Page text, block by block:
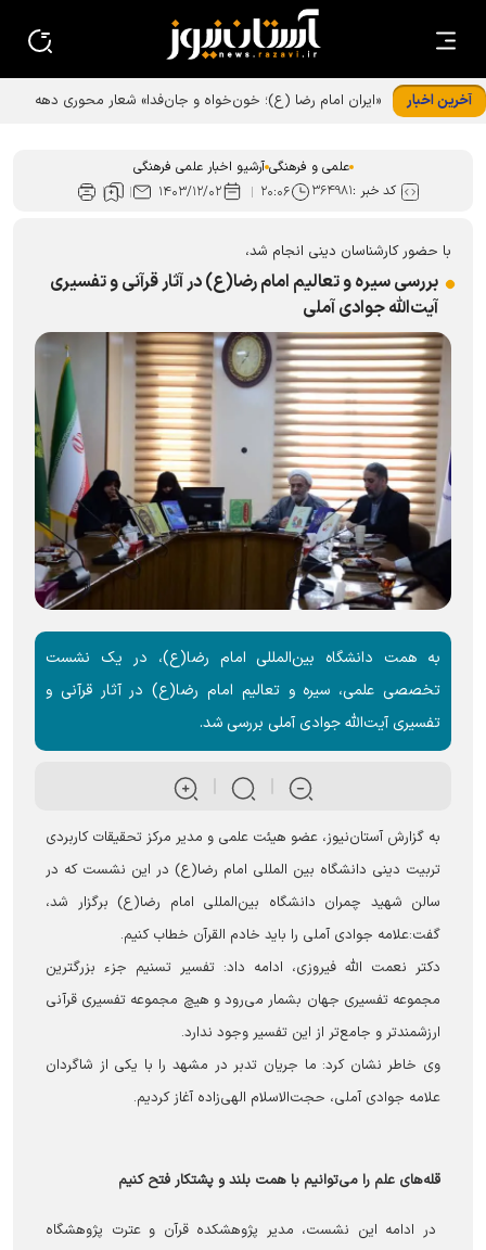
آخرین اخبار
علمی و فرهنگی آرشیو اخبار علمی فرهنگی
کد خبر :۳۶۴۹۸۱ ۲۰:۰۶ ۱۴۰۳/۱۲/۰۲
با حضور کارشناسان دینی انجام شد،
بررسی سیره و تعالیم امام رضا(ع) در آثار قرآنی و تفسیری
آیت‌الله جوادی آملی
به همت دانشگاه بین‌المللی امام رضا(ع)، در یک نشست
تخصصی علمی، سیره و تعالیم امام رضا(ع) در آثار قرآنی و
تفسیری آیت‌الله جوادی آملی بررسی شد.
به گزارش آستان‌نیوز، عضو هیئت علمی و مدیر مرکز تحقیقات کاربردی
تربیت دینی دانشگاه بین المللی امام رضا(ع) در این نشست که در
سالن شهید چمران دانشگاه بین‌المللی امام رضا(ع) برگزار شد،
گفت:علامه جوادی آملی را باید خادم القرآن خطاب کنیم.
دکتر نعمت الله فیروزی، ادامه داد: تفسیر تسنیم جزء بزرگترین
مجموعه تفسیری جهان بشمار می‌رود و هیچ مجموعه تفسیری قرآنی
ارزشمندتر و جامع‌تر از این تفسیر وجود ندارد.
وی خاطر نشان کرد: ما جریان تدبر در مشهد را با یکی از شاگردان
علامه جوادی آملی، حجت‌الاسلام الهی‌زاده آغاز کردیم.
قله‌های علم را می‌توانیم با همت بلند و پشتکار فتح کنیم
در ادامه این نشست، مدیر پژوهشکده قرآن و عترت پژوهشگاه